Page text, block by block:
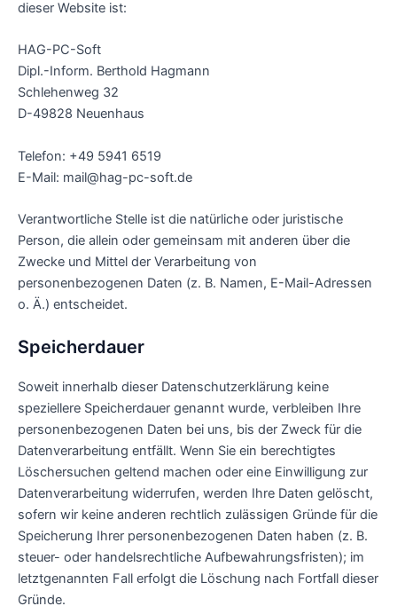
dieser Website ist:
HAG-PC-Soft
Dipl.-Inform. Berthold Hagmann
Schlehenweg 32
D-49828 Neuenhaus
Telefon: +49 5941 6519
E-Mail: mail@hag-pc-soft.de
Verantwortliche Stelle ist die natürliche oder juristische
Person, die allein oder gemeinsam mit anderen über die
Zwecke und Mittel der Verarbeitung von
personenbezogenen Daten (z. B. Namen, E-Mail-Adressen
o. Ä.) entscheidet.
Speicherdauer
Soweit innerhalb dieser Datenschutzerklärung keine
speziellere Speicherdauer genannt wurde, verbleiben Ihre
personenbezogenen Daten bei uns, bis der Zweck für die
Datenverarbeitung entfällt. Wenn Sie ein berechtigtes
Löschersuchen geltend machen oder eine Einwilligung zur
Datenverarbeitung widerrufen, werden Ihre Daten gelöscht,
sofern wir keine anderen rechtlich zulässigen Gründe für die
Speicherung Ihrer personenbezogenen Daten haben (z. B.
steuer- oder handelsrechtliche Aufbewahrungsfristen); im
letztgenannten Fall erfolgt die Löschung nach Fortfall dieser
Gründe.